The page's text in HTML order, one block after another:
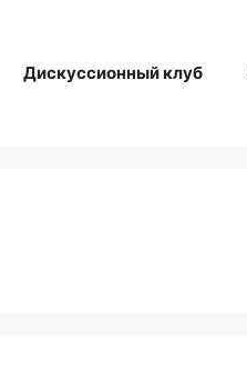
Дискуссионный клуб